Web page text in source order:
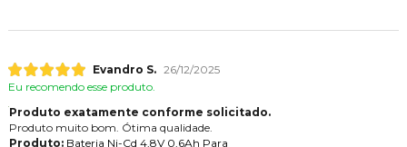
Evandro S. 26/12/2025
Eu recomendo esse produto.
Produto exatamente conforme solicitado.
Produto muito bom. Ótima qualidade.
Produto:Bateria Ni-Cd 4,8V 0,6Ah Para